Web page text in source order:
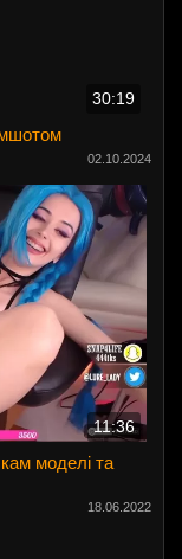
30:19
02.10.2024
11:36
моделі та
18.06.2022